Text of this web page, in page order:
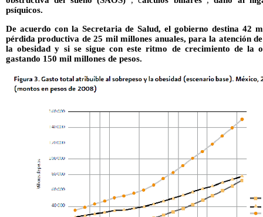
psíquicos.
De acuerdo con la Secretaria de Salud, el gobierno destina 42
pérdida productiva de 25 mil millones anuales, para la atención
la obesidad y si se sigue con este ritmo de crecimiento de la
gastando 150 mil millones de pesos.